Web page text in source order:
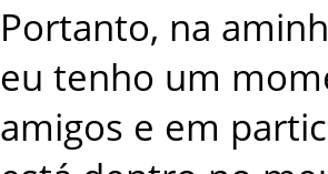
Portanto, na
eu tenho um
amigos e em